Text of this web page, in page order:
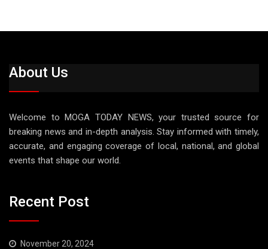
About Us
Welcome to MOGA TODAY NEWS, your trusted source for
breaking news and in-depth analysis. Stay informed with timely,
accurate, and engaging coverage of local, national, and global
events that shape our world.
Recent Post
November 20, 2024